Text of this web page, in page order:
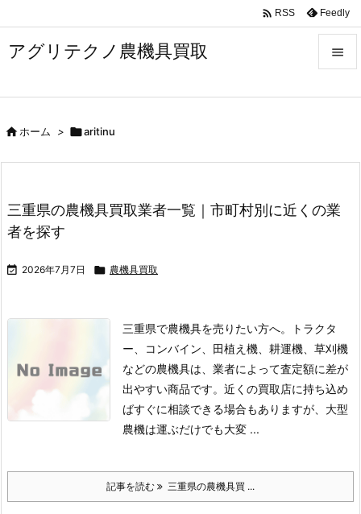
アグリテクノ農機具買取 


 RSS Feedly
ホーム > aritinu
三重県の農機具買取業者一覧｜市町村別に近くの業
者を探す
 2026年7月7日  農機具買取
三重県で農機具を売りたい方へ。トラクタ
ー、コンバイン、田植え機、耕運機、草刈機
などの農機具は、業者によって査定額に差が
出やすい商品です。 近くの買取店に持ち込め
ばすぐに相談できる場合もありますが、大型
農機は運ぶだけでも大変 ...
記事を読む 三重県の農機具買 ...